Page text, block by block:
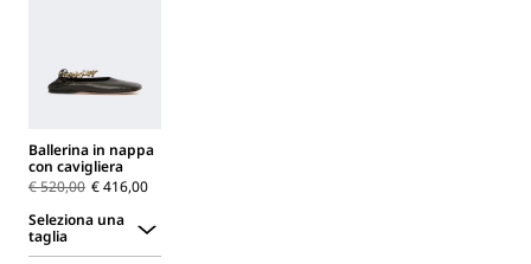
Ballerina in nappa
con cavigliera
€ 520,00 € 416,00
Seleziona una
taglia